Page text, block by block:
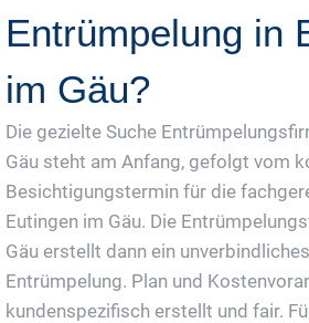
Entrümpelung in
im Gäu?
Die gezielte Suche
Gäu steht am Anfang, gefolgt vom
Besichtigungstermin für die
Eutingen im Gäu. Die
Gäu erstellt dann ein
Entrümpelung. Plan und
kundenspezifisch erstellt und fair.